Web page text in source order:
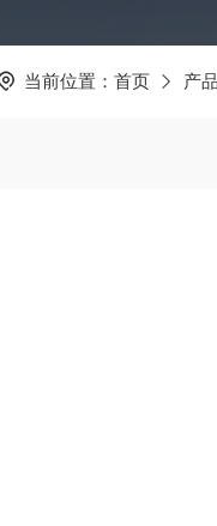
当前位置： 首页 产